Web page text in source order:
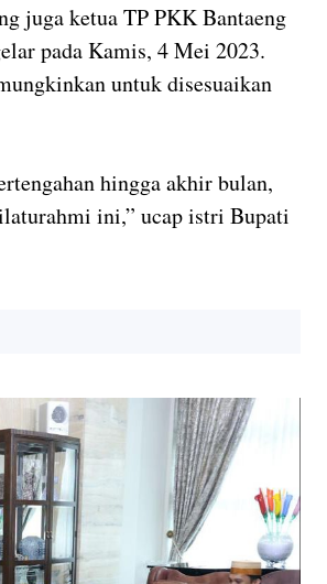
juga ketua TP PKK Bantaeng
pada Kamis, 4 Mei 2023.
untuk disesuaikan
hingga akhir bulan,
ini,” ucap istri Bupati